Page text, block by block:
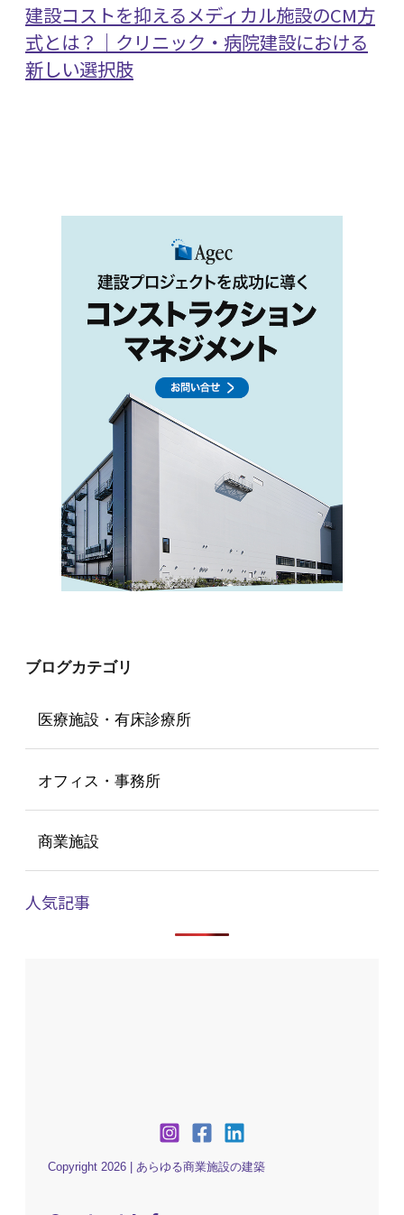
建設コストを抑えるメディカル施設のCM方
式とは？｜クリニック・病院建設における
新しい選択肢
ブログカテゴリ
医療施設・有床診療所
オフィス・事務所
商業施設
人気記事
Copyright 2026 | あらゆる商業施設の建築